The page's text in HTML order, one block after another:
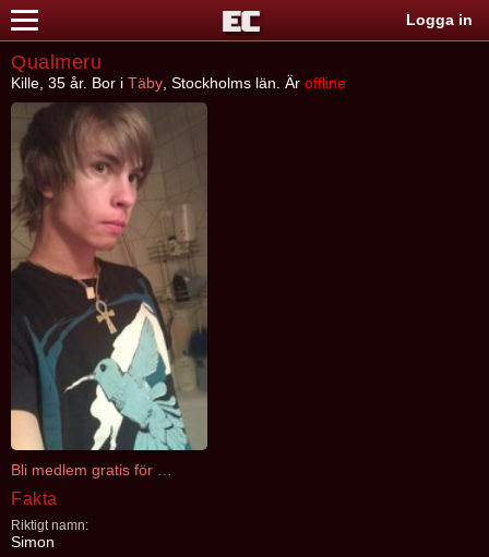
Logga in
Qualmeru
Kille, 35 år. Bor i Täby , Stockholms län. Är offline
Fakta
Riktigt namn:
Simon